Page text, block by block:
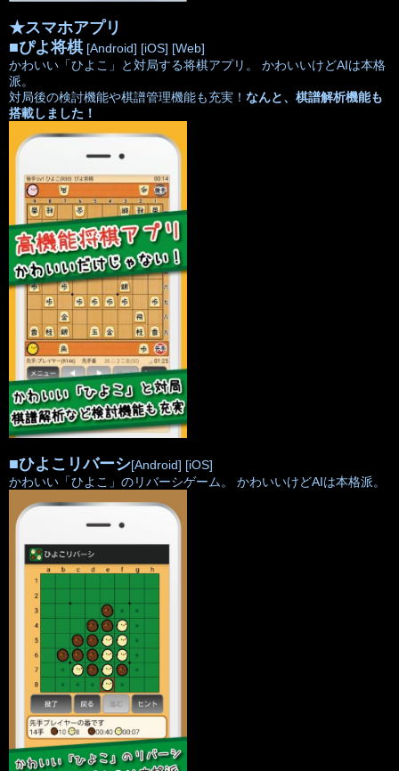
★スマホアプリ
■ぴよ将棋 [Android] [iOS] [Web]
かわいい「ひよこ」と対局する将棋アプリ。 かわいいけどAIは本格
派。
対局後の検討機能や棋譜管理機能も充実！ なんと、棋譜解析機能も
搭載しました！
■ひよこリバーシ[Android] [iOS]
かわいい「ひよこ」のリバーシゲーム。 かわいいけどAIは本格派。